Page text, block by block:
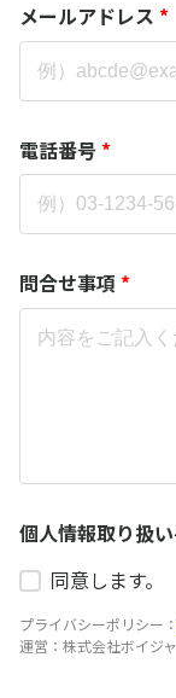
メールアドレス *
電話番号 *
問合せ事項 *
個人情報取り扱
同意します。
プライバシーポリシー：
運営：株式会社ボイジ